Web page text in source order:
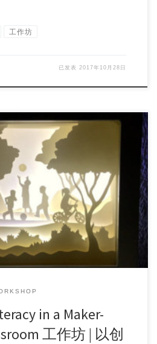
工作坊
已发表 2017年10月28日
a Maker-Centered Class […]
in a Maker-
工作坊 | 以创